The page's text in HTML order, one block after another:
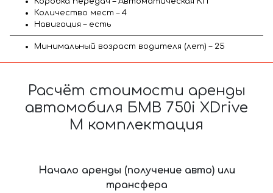
Количество мест – 4
Навигация – есть
Минимальный возраст водителя (лет) – 25
Расчёт стоимости аренды
автомобиля БМВ 750i XDrive
M комплектация
Начало аренды (получение авто) или
трансфера